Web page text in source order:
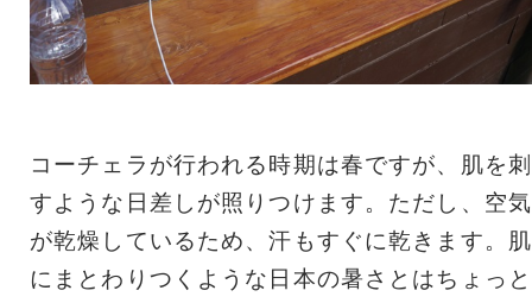
コーチェラが行われる時期は春ですが、肌を刺
すような日差しが照りつけます。ただし、空気
が乾燥しているため、汗もすぐに乾きます。肌
にまとわりつくような日本の暑さとはちょっと